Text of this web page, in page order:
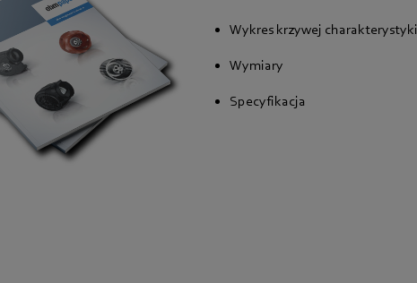
Wykres krzywej charakterystyki
Wymiary
Specyfikacja